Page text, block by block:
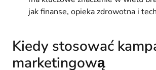
jak finanse, opieka zdrowotna i
Kiedy stosować
marketingową